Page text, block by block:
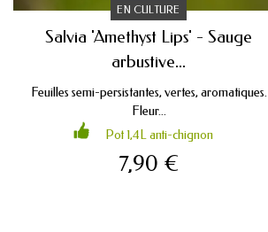
EN CULTURE
Salvia 'Amethyst Lips' - Sauge
arbustive...
Feuilles semi-persistantes, vertes, aromatiques.
Fleur...
Pot 1,4L anti-chignon
7,90 €